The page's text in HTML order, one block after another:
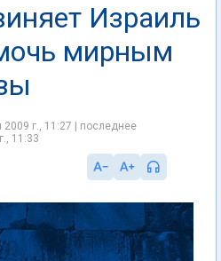
Израиль
мирным
г., 11:27 | последнее
11:33